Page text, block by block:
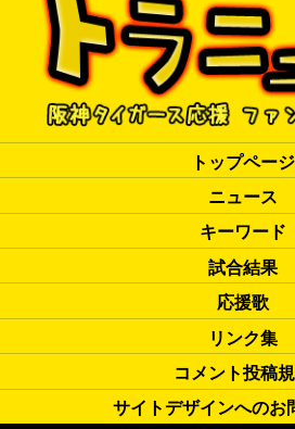
トップページ
ニュース
キーワード
試合結果
応援歌
リンク集
コメント投稿
サイトデザインへのお